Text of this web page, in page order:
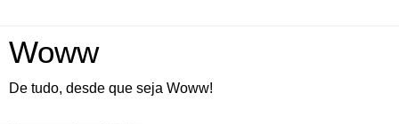
Woww
De tudo, desde que seja Woww!